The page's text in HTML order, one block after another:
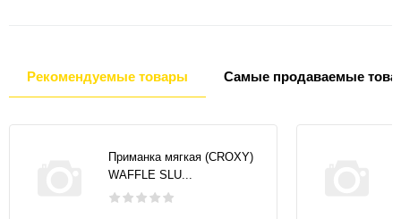
Рекомендуемые товары Самые продаваемые
Приманка мягкая (CROXY)
WAFFLE SLU...